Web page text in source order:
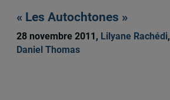
« Les Autochtones »
28 novembre 2011, Lilyane Rachédi,
Daniel Thomas